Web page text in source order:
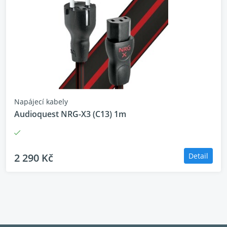
zařízení nebo video produkty
, využívající konstantní proudové napětí pro obvody
zesilovače. Tyto zásuvky využívají
patentovanou technologii AC Ground Noise-
Dissipation System
, spolu se sofistikovaným, řízeně optimalizovaným
lineárním obvodem pro rozptýlení šumu v rámci co
nejširšího pásma (více než 18 oktáv).
TECHNOLOGIE
• Ground Noise-Dissipation System:
Je patentovaná
technologie společnosti AudioQuest která výrazně
Napájecí kabely
Audioquest NRG-X3 (C13) 1m
2 290 Kč Detail